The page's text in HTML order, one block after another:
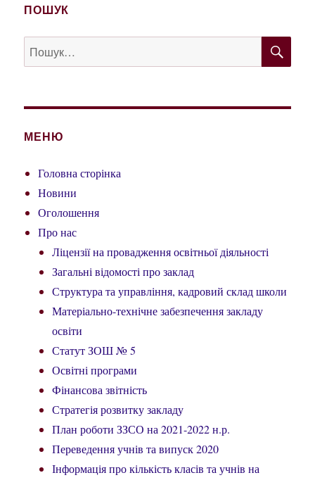
ПОШУК
Пошук
за
МЕНЮ
Головна сторінка
Новини
Оголошення
Про нас
Ліцензії на провадження освітньої діяльності
Загальні відомості про заклад
Структура та управління, кадровий склад школи
Матеріально-технічне забезпечення закладу
освіти
Статут ЗОШ № 5
Освітні програми
Фінансова звітність
Стратегія розвитку закладу
План роботи ЗЗСО на 2021-2022 н.р.
Переведення учнів та випуск 2020
Інформація про кількість класів та учнів на